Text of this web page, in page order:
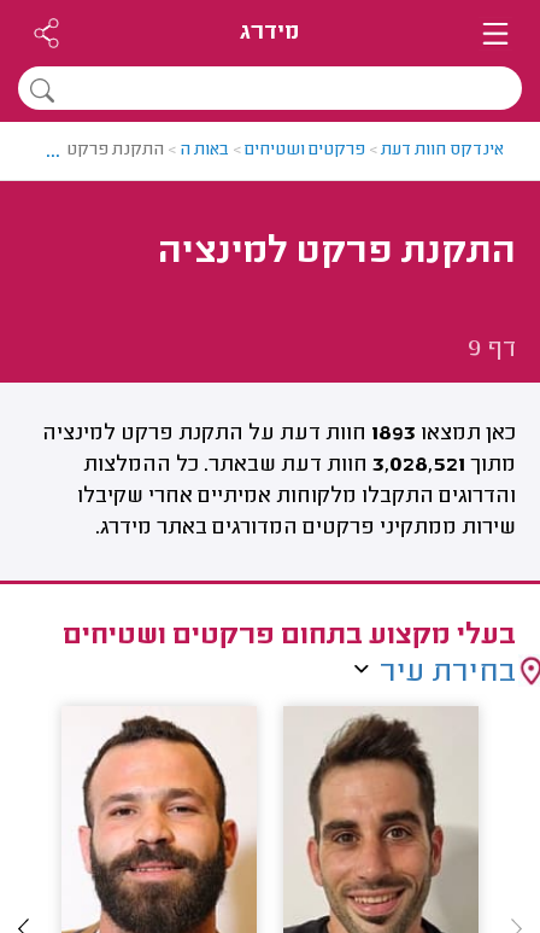
מידרג
אינדקס חוות דעת> פרקטים ושטיחים> באות ה > התקנת פרקט למינציה
...
התקנת פרקט למינציה
דף 9
כאן תמצאו 1893 חוות דעת על התקנת פרקט למינציה
מתוך 3,028,521 חוות דעת שבאתר. כל ההמלצות
והדרוגים התקבלו מלקוחות אמיתיים אחרי שקיבלו
שירות ממתקיני פרקטים המדורגים באתר מידרג.
בעלי מקצוע בתחום פרקטים ושטיחים
בחירת עיר